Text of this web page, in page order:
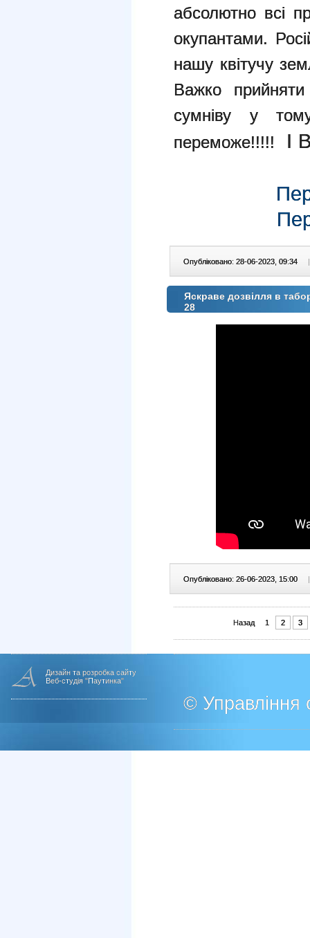
абсолютно всі
окупантами.
нашу квітучу
Важко
сумніву у
переможе!!!!!
І
Опубліковано: 28-06-2023, 09:34 |
Яскраве дозвілля в
28
Опубліковано: 26-06-2023, 15:00 |
Назад 1 2 3
Дизайн та розробка сайту
Веб-студія "Паутинка"
© Управління